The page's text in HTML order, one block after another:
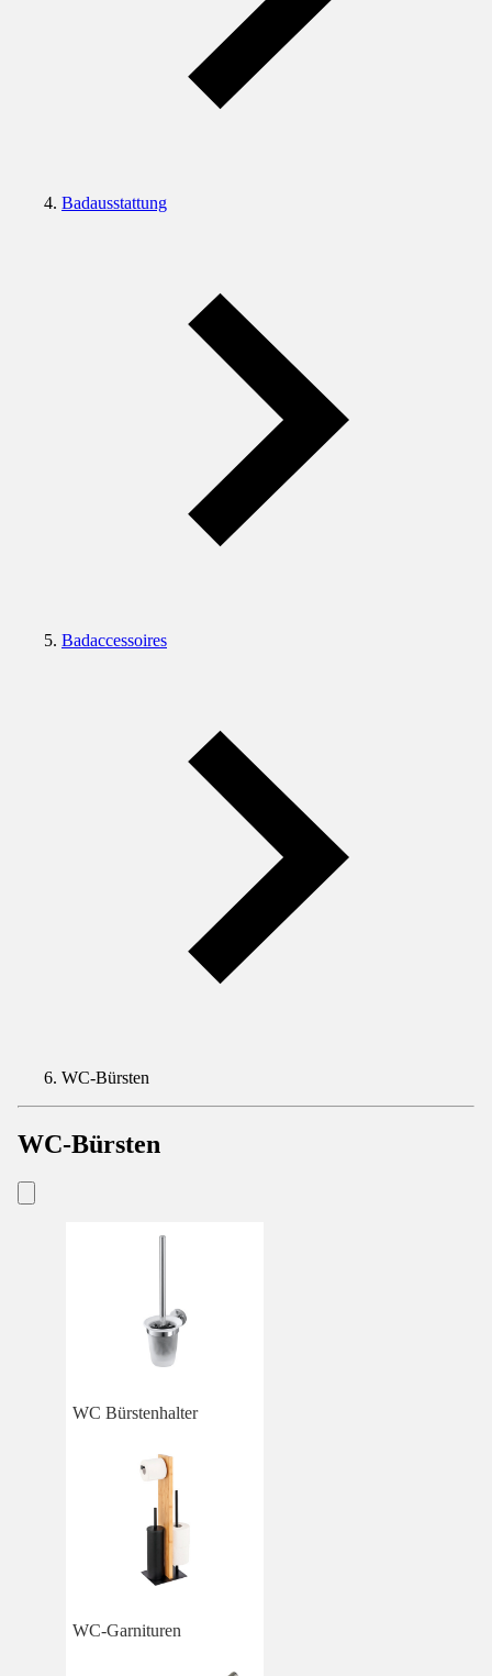
Badausstattung
Badaccessoires
WC-Bürsten
WC-Bürsten
WC Bürstenhalter
WC-Garnituren